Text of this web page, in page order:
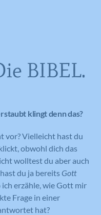
BIBEL.
klingt denn das?
vor? Vielleicht hast du
obwohl dich das
wolltest du aber auch
du ja bereits Gott
ich erzähle, wie Gott mir
Frage in einer
hat?